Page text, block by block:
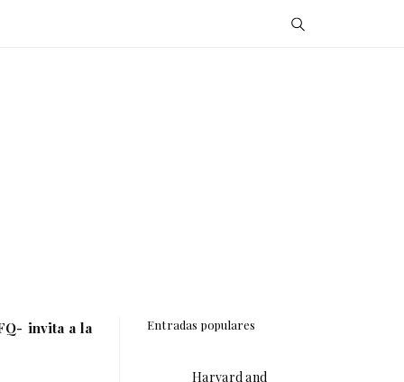
invita a la
Entradas populares
Harvard and